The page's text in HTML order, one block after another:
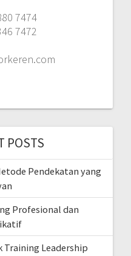
7474
7472
POSTS
Pendekatan yang
Profesional dan
Leadership